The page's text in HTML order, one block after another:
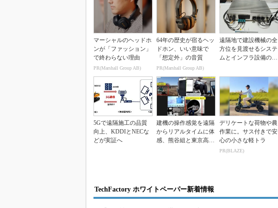
マーシャルのヘッドホ
ンが「ファッション」
で終わらない理由
PR(Marshall Group AB)
64年の歴史が宿るヘッ
ドホン、いい意味で
「想定外」の音質
PR(Marshall Group AB)
遠隔地で建設機械の全
方位を見渡せるシステ
ムとインフラ設備の情
5Gで遠隔施工の品質
向上、KDDIとNECな
どが実証へ
建機の操作感覚を遠隔
からリアルタイムに体
感、熊谷組と東京高専
デリケートな荷物や農
作業に。サス付きで安
心の小さな軽トラ
PR(BLAZE)
TechFactory ホワイトペーパー新着情報